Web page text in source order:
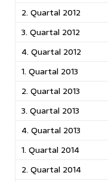
2. Quartal 2012
3. Quartal 2012
4. Quartal 2012
1. Quartal 2013
2. Quartal 2013
3. Quartal 2013
4. Quartal 2013
1. Quartal 2014
2. Quartal 2014